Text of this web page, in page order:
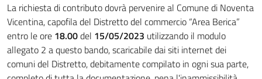
La richiesta di contributo dovrà pervenire al Comune di Noventa
Vicentina, capofila del Distretto del commercio “Area Berica”
entro le ore 18.00del 15/05/2023 utilizzando il modulo
allegato 2 a questo bando, scaricabile dai siti internet dei
comuni del Distretto, debitamente compilato in ogni sua parte,